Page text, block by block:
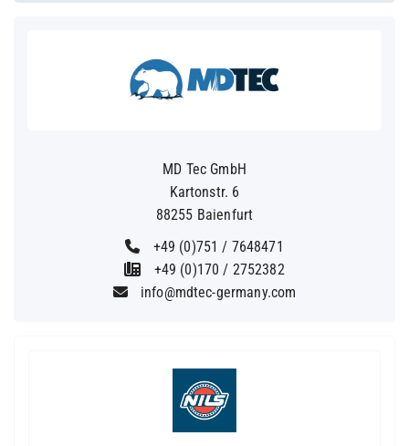
MD Tec GmbH
Kartonstr. 6
88255 Baienfurt
+49 (0)751 / 7648471
+49 (0)170 / 2752382
info@mdtec-germany.com